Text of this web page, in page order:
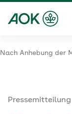
Nach Anhebung der
Pressemitteilung